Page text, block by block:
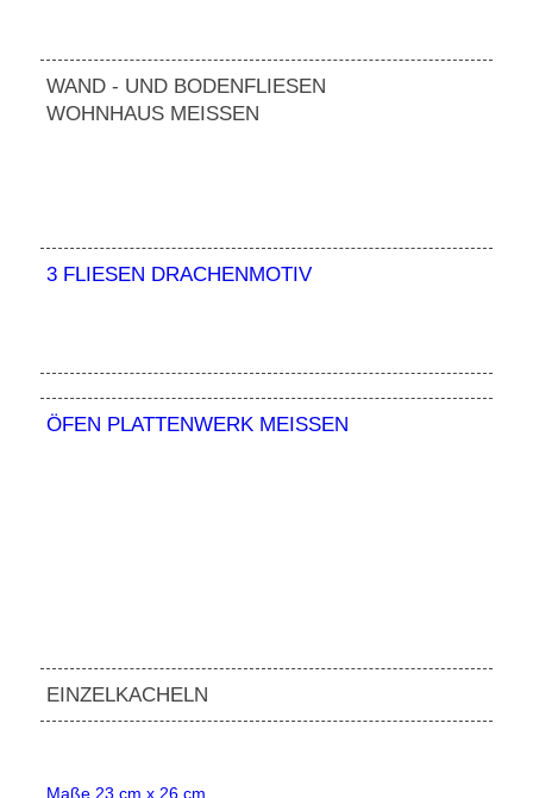
WAND - UND BODENFLIESEN
WOHNHAUS MEISSEN
3 FLIESEN DRACHENMOTIV
ÖFEN PLATTENWERK MEISSEN
EINZELKACHELN
Maße 23 cm x 26 cm